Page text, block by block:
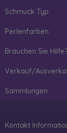
Schmuck Typ
Perlenfarben
Brauchen Sie
Verkauf/
Sammlungen
Kontakt